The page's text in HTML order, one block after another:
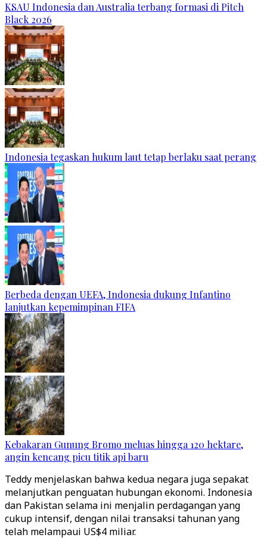
KSAU Indonesia dan Australia terbang formasi di Pitch
Black 2026
Indonesia tegaskan hukum laut tetap berlaku saat perang
Berbeda dengan UEFA, Indonesia dukung Infantino
lanjutkan kepemimpinan FIFA
Kebakaran Gunung Bromo meluas hingga 120 hektare,
angin kencang picu titik api baru
Teddy menjelaskan bahwa kedua negara juga sepakat
melanjutkan penguatan hubungan ekonomi. Indonesia
dan Pakistan selama ini menjalin perdagangan yang
cukup intensif, dengan nilai transaksi tahunan yang
telah melampaui US$4 miliar.